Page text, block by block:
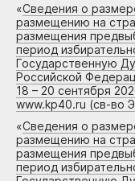
«Сведения о
размещению на
размещения
период
Государственную
Российской
18 – 20 сентября
www.kp40.ru (св-во
«Сведения о
размещению на
размещения
период